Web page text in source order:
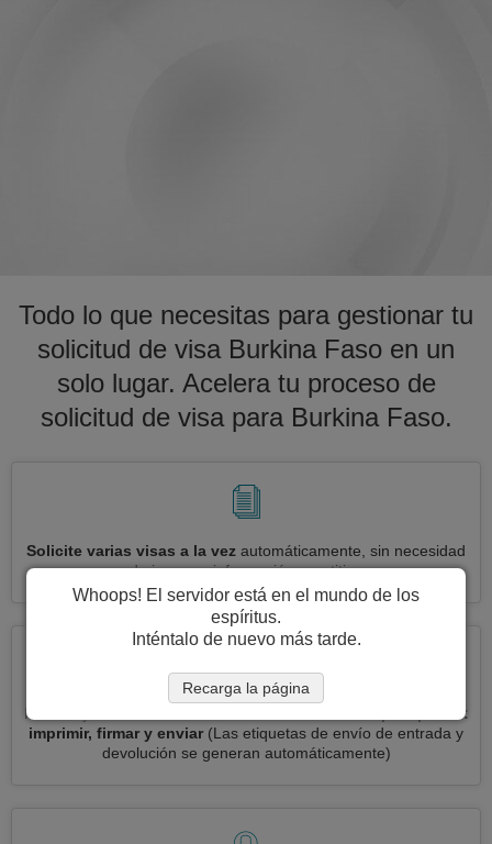
Todo lo que necesitas para gestionar tu
solicitud de visa Burkina Faso en un
solo lugar. Acelera tu proceso de
solicitud de visa para Burkina Faso.
Solicite varias visas a la vez automáticamente, sin necesidad
de ingresar información repetitiva
Reduce your solicitud de visa Burkina Faso a
3 simples pasos:
imprimir, firmar y enviar (Las etiquetas de envío de entrada y
devolución se generan automáticamente)
Whoops! El servidor está en el mundo de los
espíritus.
Inténtalo de nuevo más tarde.
Recarga la página